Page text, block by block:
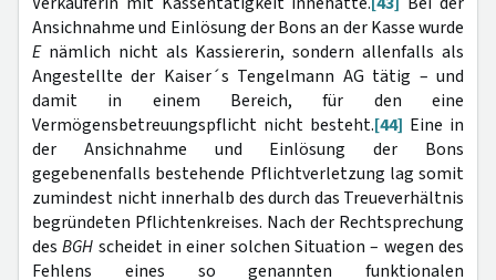
Ansichnahme und Einlösung der Bons an der Kasse wurde
Enämlich nicht als Kassiererin, sondern allenfalls als
Angestellte der Kaiser´s Tengelmann AG tätig – und
damit in einem Bereich, für den eine
Vermögensbetreuungspflicht nicht besteht.[44] Eine in
der Ansichnahme und Einlösung der Bons
gegebenenfalls bestehende Pflichtverletzung lag somit
zumindest nicht innerhalb des durch das Treueverhältnis
begründeten Pflichtenkreises. Nach der Rechtsprechung
desBGH scheidet in einer solchen Situation – wegen des
Fehlens eines so genannten funktionalen